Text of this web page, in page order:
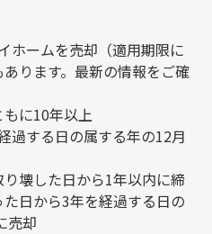
ホームを売却（適用期限に
ります。最新の情報をご確
に10年以上
過する日の属する年の12月
壊した日から1年以内に締
日から3年を経過する日の
売却